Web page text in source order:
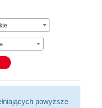
powyższe